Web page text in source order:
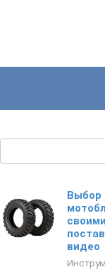
Выбор
видео